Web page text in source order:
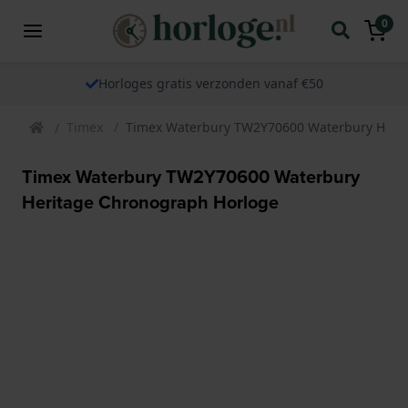
0
Horloges gratis verzonden vanaf €50
Timex Timex Waterbury TW2Y70600 Waterbury
Timex Waterbury TW2Y70600 Waterbury
Heritage Chronograph Horloge